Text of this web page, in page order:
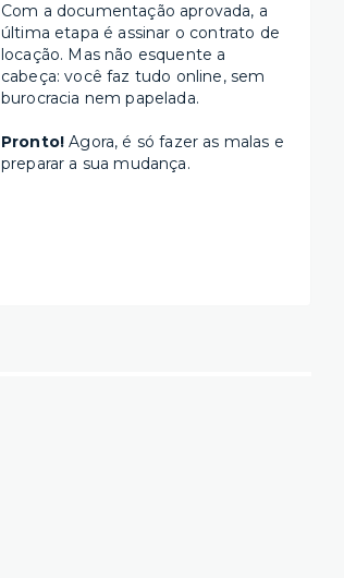
Com a documentação aprovada, a
última etapa é assinar o contrato de
locação. Mas não esquente a
cabeça: você faz tudo online, sem
burocracia nem papelada.
Pronto! Agora, é só fazer as malas e
preparar a sua mudança.